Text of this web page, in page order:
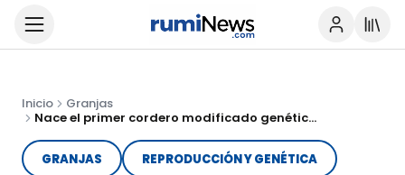
Inicio
Granjas
Nace el primer cordero modificado genéticamente en España
GRANJAS REPRODUCCIÓN Y GENÉTICA